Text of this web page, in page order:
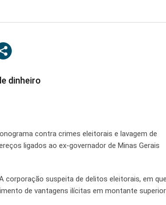
dinheiro
contra crimes eleitorais e lavagem de
ligados ao ex-governador de Minas Gerais
corporação suspeita de delitos eleitorais, em que
de vantagens ilícitas em montante superior